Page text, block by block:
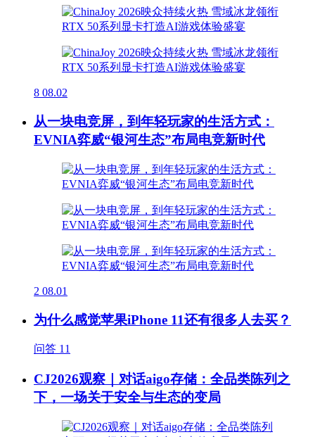
8 08.02
从一块电竞屏，到年轻玩家的生活方式：
EVNIA弈威“银河生态”布局电竞新时代
2 08.01
为什么感觉苹果iPhone 11还有很多人去买？
问答 11
CJ2026观察｜对话aigo存储：全品类陈列之
下，一场关于安全与生态的变局